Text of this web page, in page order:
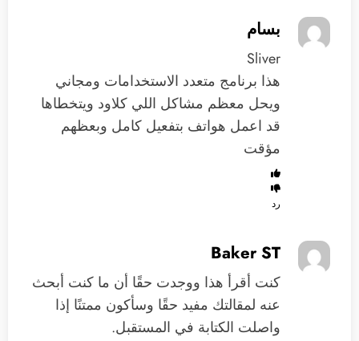
بسام
Sliver
هذا برنامج متعدد الاستخدامات ومجاني
ويحل معظم مشاكل اللي كلاود ويتخطاها
قد اعمل هواتف بتفعيل كامل وبعظهم
مؤقت
رد
Baker ST
كنت أقرأ هذا ووجدت حقًا أن ما كنت أبحث
عنه لمقالتك مفيد حقًا وسأكون ممتنًا إذا
واصلت الكتابة في المستقبل.